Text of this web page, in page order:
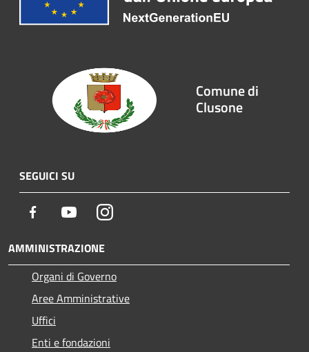
Comune di
Clusone
SEGUICI SU
Facebook YoutubeInstagram
AMMINISTRAZIONE
Organi di Governo
Aree Amministrative
Uffici
Enti e fondazioni